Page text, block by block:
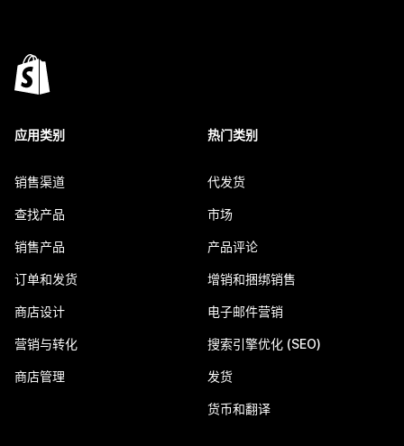
应用类别
销售渠道
查找产品
销售产品
订单和发货
商店设计
营销与转化
商店管理
热门类别
代发货
市场
产品评论
增销和捆绑销售
电子邮件营销
搜索引擎优化 (SEO)
发货
货币和翻译